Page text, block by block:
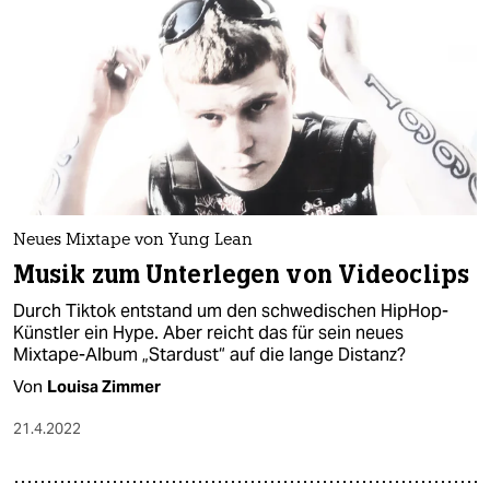
Neues Mixtape von Yung Lean
Musik zum Unterlegen von Videoclips
Durch Tiktok entstand um den schwedischen HipHop-
Künstler ein Hype. Aber reicht das für sein neues
Mixtape-Album „Stardust“ auf die lange Distanz?
Von Louisa Zimmer
21.4.2022